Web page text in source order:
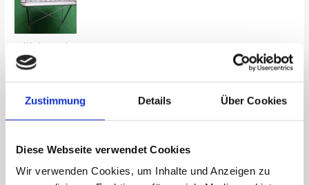
Zustimmung Details Über Cookies
Diese Webseite verwendet Cookies
Wir verwenden Cookies, um Inhalte und Anzeigen zu
Küche und
Kochen
86,80€
Ähnliche Produkte